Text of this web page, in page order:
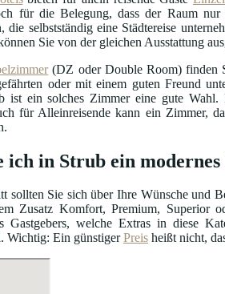
für die Belegung, dass der Raum nur
die selbstständig eine Städtereise
Sie von der gleichen Ausstattung
(DZ oder Double Room) finden
oder mit einem guten Freund
ist ein solches Zimmer eine gute
für Alleinreisende kann ein Zimmer,
ich in Strub ein modernes
sollten Sie sich über Ihre Wünsche und
Zusatz Komfort, Premium, Superior
Gastgebers, welche Extras in diese
Wichtig: Ein günstigerPreis heißt nicht,